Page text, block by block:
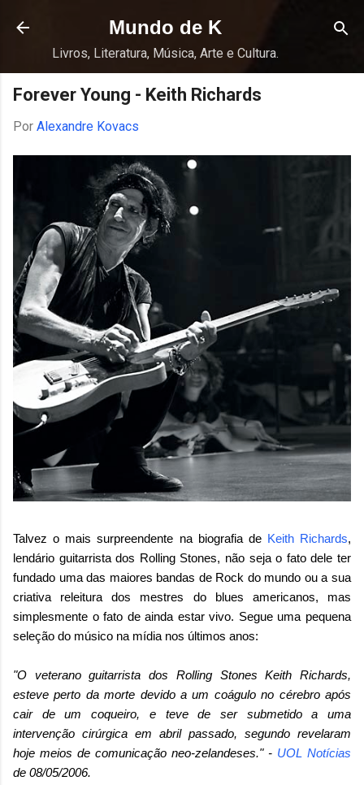
Pular para o conteúdo principal
Mundo de K
Livros, Literatura, Música, Arte e Cultura.
Forever Young - Keith Richards
Por Alexandre Kovacs
Talvez o mais surpreendente na biografia de Keith Richards,
lendário guitarrista dos Rolling Stones, não seja o fato dele ter
fundado uma das maiores bandas de Rock do mundo ou a sua
criativa releitura dos mestres do blues americanos, mas
simplesmente o fato de ainda estar vivo. Segue uma pequena
seleção do músico na mídia nos últimos anos:
"O veterano guitarrista dos Rolling Stones Keith Richards,
esteve perto da morte devido a um coágulo no cérebro após
cair de um coqueiro, e teve de ser submetido a uma
intervenção cirúrgica em abril passado, segundo revelaram
hoje meios de comunicação neo-zelandeses." - UOL Notícias
de 08/05/2006.